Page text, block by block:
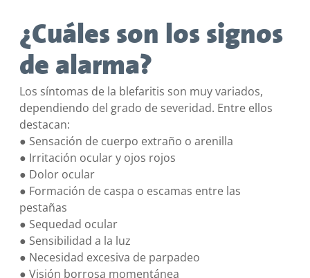
¿Cuáles son los signos
de alarma?
Los síntomas de la blefaritis son muy variados,
dependiendo del grado de severidad. Entre ellos
destacan:
● Sensación de cuerpo extraño o arenilla
● Irritación ocular y ojos rojos
● Dolor ocular
● Formación de caspa o escamas entre las
pestañas
● Sequedad ocular
● Sensibilidad a la luz
● Necesidad excesiva de parpadeo
● Visión borrosa momentánea